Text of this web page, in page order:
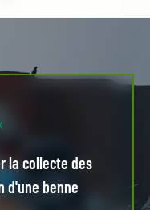
la collecte des
d'une benne